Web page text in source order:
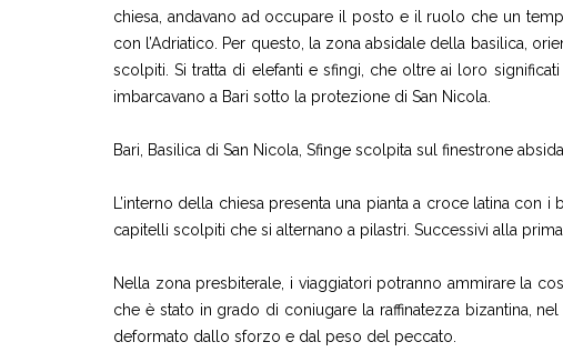
chiesa, andavano ad occupare il posto e il ruolo che un
con l’Adriatico. Per questo, la zona absidale della basilica,
scolpiti. Si tratta di elefanti e sfingi, che oltre ai loro
imbarcavano a Bari sotto la protezione di San Nicola.
Bari, Basilica di San Nicola, Sfinge scolpita sul finestrone
L’interno della chiesa presenta una pianta a croce latina
capitelli scolpiti che si alternano a pilastri. Successivi alla
Nella zona presbiterale, i viaggiatori potranno ammirare la
che è stato in grado di coniugare la raffinatezza bizantina,
deformato dallo sforzo e dal peso del peccato.